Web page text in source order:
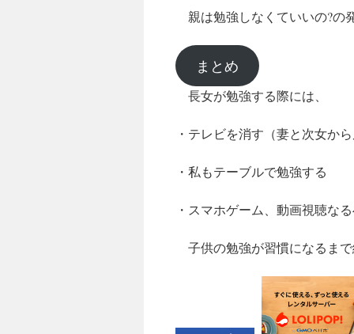
親は勉強しなくていいの?の
まとめ
長女が勉強する際には、
・テレビを消す（妻と次女か
・私もテーブルで勉強する
・スマホゲーム、動画視聴な
子供の勉強が習慣になるま